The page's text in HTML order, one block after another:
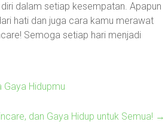
dalam setiap kesempatan. Apapun
hati dan juga cara kamu merawat
Semoga setiap hari menjadi
Gaya Hidupmu
dan Gaya Hidup untuk Semua! →